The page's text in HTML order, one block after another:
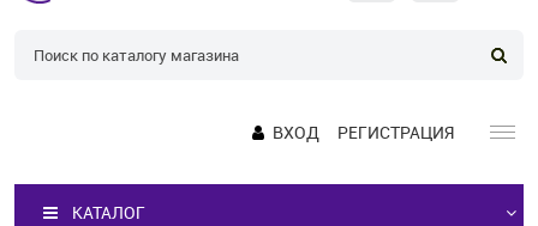
ВХОД РЕГИСТРАЦИЯ
КАТАЛОГ